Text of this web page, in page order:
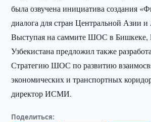
была озвучена инициатива создания
диалога для стран Центральной Азии и
Выступая на саммите ШОС в Бишкеке,
Узбекистана предложил также
Стратегию ШОС по развитию
экономических и транспортных
директор ИСМИ.
Поделиться: